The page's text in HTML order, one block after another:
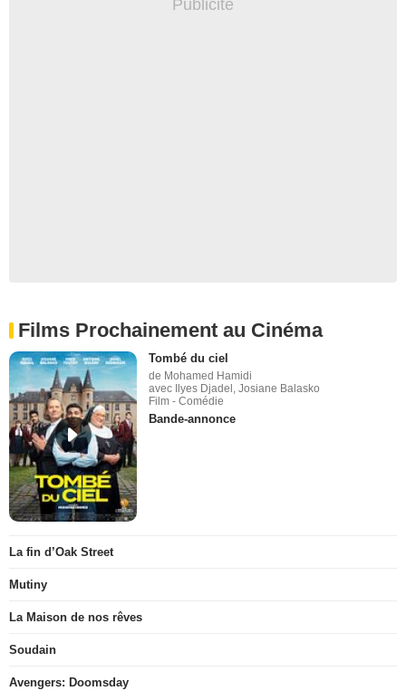
Films Prochainement au Cinéma
Tombé du ciel
de Mohamed Hamidi
avec Ilyes Djadel, Josiane Balasko
Film - Comédie
Bande-annonce
La fin d’Oak Street
Mutiny
La Maison de nos rêves
Soudain
Avengers: Doomsday